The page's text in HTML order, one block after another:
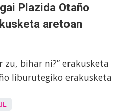
Plazida Otaño
aretoan
zu, bihar ni?” erakusketa
liburutegiko erakusketa